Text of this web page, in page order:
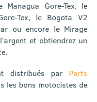
Managua Gore-Tex, le
Tex, le Bogota V2
ou encore le Mirage
et obtiendrez un
distribués par Parts
les bons motocistes de